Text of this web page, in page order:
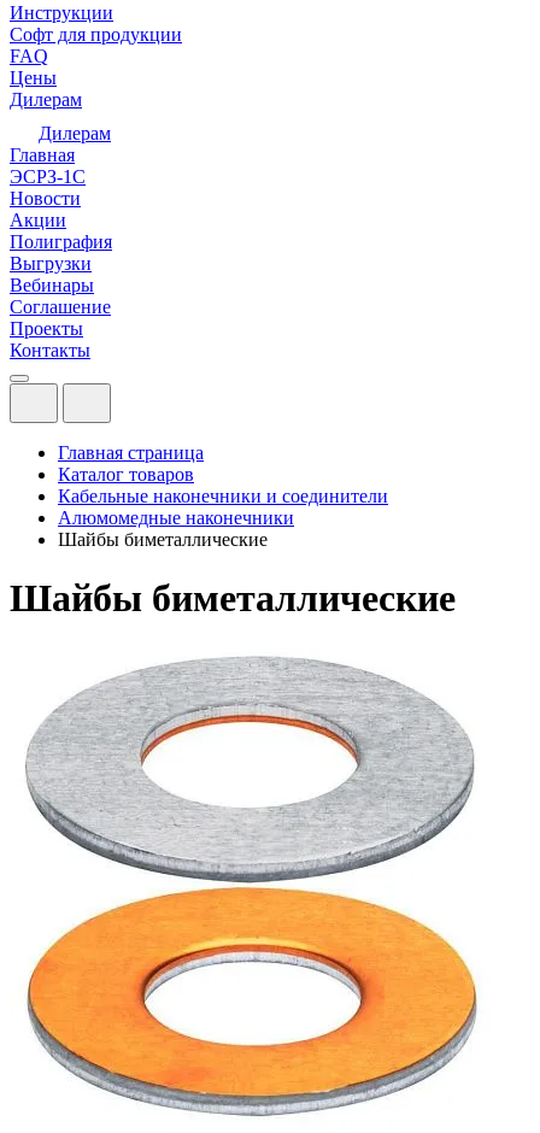
Инструкции
Софт для продукции
FAQ
Цены
Дилерам
Дилерам
Главная
ЭСРЗ-1С
Новости
Акции
Полиграфия
Выгрузки
Вебинары
Соглашение
Проекты
Контакты
Главная страница
Каталог товаров
Кабельные наконечники и соединители
Алюмомедные наконечники
Шайбы биметаллические
Шайбы биметаллические